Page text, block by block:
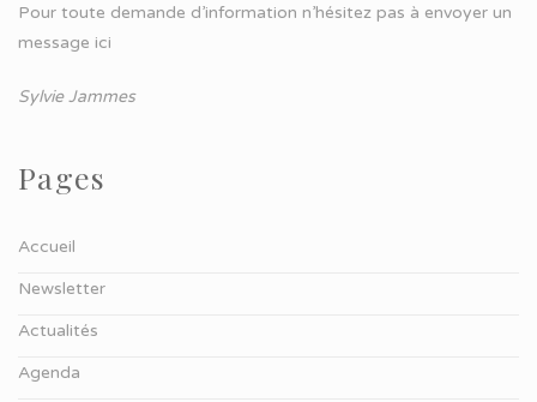
Pour toute demande d’information n’hésitez pas à envoyer un
message ici
Sylvie Jammes
Pages
Accueil
Newsletter
Actualités
Agenda